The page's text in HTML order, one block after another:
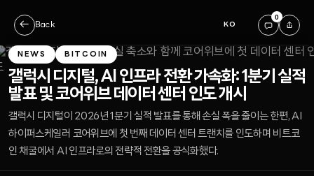
← Back KO
0
NEWS BITCOIN
갤럭시 디지털, AI 인프라 전환 가속화: 1분기 실적
발표 및 코어위브 데이터 센터 인도 개시
갤럭시 디지털이 2026년 1분기 실적 발표를 통해 손실 폭을 줄이는 한편, AI
하이퍼스케일러 코어위브에 첫 번째 데이터 센터 트랜치를 인도하며 비트코
인 채굴에서 AI 인프라로의 전략적 전환을 공식화했다.